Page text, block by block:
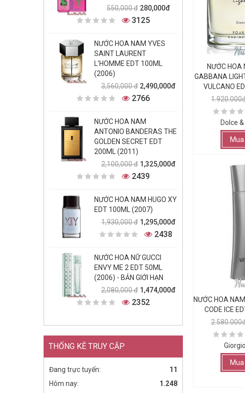
550,000 đ 280,000đ
3125
NƯỚC HOA NAM YVES
SAINT LAURENT
L'HOMME EDT 100ML
(2006)
3,560,000 đ 2,490,000đ
2766
NƯỚC HOA NAM
ANTONIO BANDERAS THE
GOLDEN SECRET EDT
200ML (2011)
2,100,000 đ 1,325,000đ
2439
NƯỚC HOA NAM HUGO XY
EDT 100ML (2007)
1,930,000 đ 1,295,000đ
2438
NƯỚC HOA NỮ GUCCI
ENVY ME 2 EDT 50ML
(2006) - BẢN GIỚI HẠN
2,080,000 đ 1,474,000đ
2352
THỐNG KÊ TRUY CẬP
Đang trực tuyến:
11
Hôm nay:
1.248
NƯỚC HOA
GABBANA
VULCANO
Dolce
NƯỚC HOA
CODE ICE